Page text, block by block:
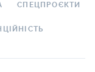
СПЕЦПРОЄКТИ